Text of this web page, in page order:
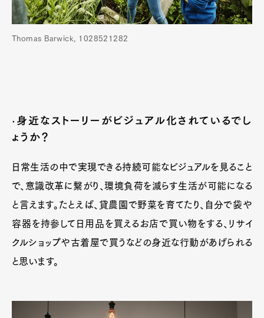
Thomas Barwick, 1028521282
·身近なストーリーがビジュアル化されているでし
ょうか？
日常生活の中で実現できる持続可能なビジュアルを見ること
で、意識改革に繋がり、環境負荷を減らす生活が可能になる
と言えます。たとえば、貸農園で野菜を育てたり、自分で袋や
容器を持参して日用品を買えるお店で買い物をする、リサイ
クルショップや古着屋で買うなどの身近な行動があげられる
と思います。